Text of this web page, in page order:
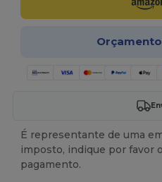
É representante de uma
imposto, indique por favor
pagamento.